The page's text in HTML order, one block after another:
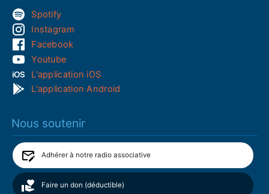
Spotify
Instagram
Facebook
Youtube
L'application iOS
L'application Android
Nous soutenir
Adhérer à notre radio associative
Faire un don (déductible)